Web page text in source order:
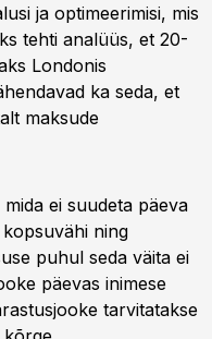
ja optimeerimisi, mis
tehti analüüs, et 20-
Londonis
ka seda, et
maksude
ei suudeta päeva
ning
puhul seda väita ei
päevas inimese
tarvitatakse